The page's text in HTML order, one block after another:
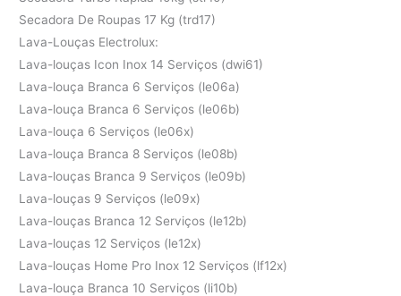
Secadora De Roupas 17 Kg (trd17)
Lava-Louças Electrolux:
Lava-louças Icon Inox 14 Serviços (dwi61)
Lava-louça Branca 6 Serviços (le06a)
Lava-louça Branca 6 Serviços (le06b)
Lava-louça 6 Serviços (le06x)
Lava-louça Branca 8 Serviços (le08b)
Lava-louças Branca 9 Serviços (le09b)
Lava-louças 9 Serviços (le09x)
Lava-louças Branca 12 Serviços (le12b)
Lava-louças 12 Serviços (le12x)
Lava-louças Home Pro Inox 12 Serviços (lf12x)
Lava-louça Branca 10 Serviços (li10b)